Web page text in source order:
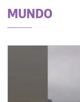
MUNDO